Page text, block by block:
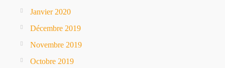
Janvier 2020
Décembre 2019
Novembre 2019
Octobre 2019